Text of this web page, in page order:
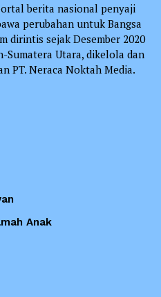
berita nasional penyaji
perubahan untuk Bangsa
dirintis sejak Desember 2020
Sumatera Utara, dikelola dan
PT. Neraca Noktah Media.
Anak